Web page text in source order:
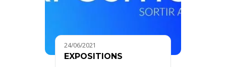
24/06/2021
EXPOSITIONS